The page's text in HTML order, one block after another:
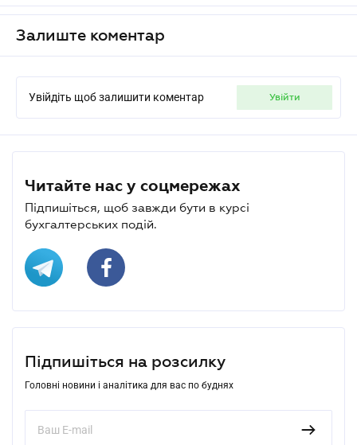
Залиште коментар
Увійдіть щоб залишити коментар увійти
Читайте нас у соцмережах
Підпишіться, щоб завжди бути в курсі
бухгалтерських подій.
Підпишіться на розсилку
Головні новини і аналітика для вас по буднях